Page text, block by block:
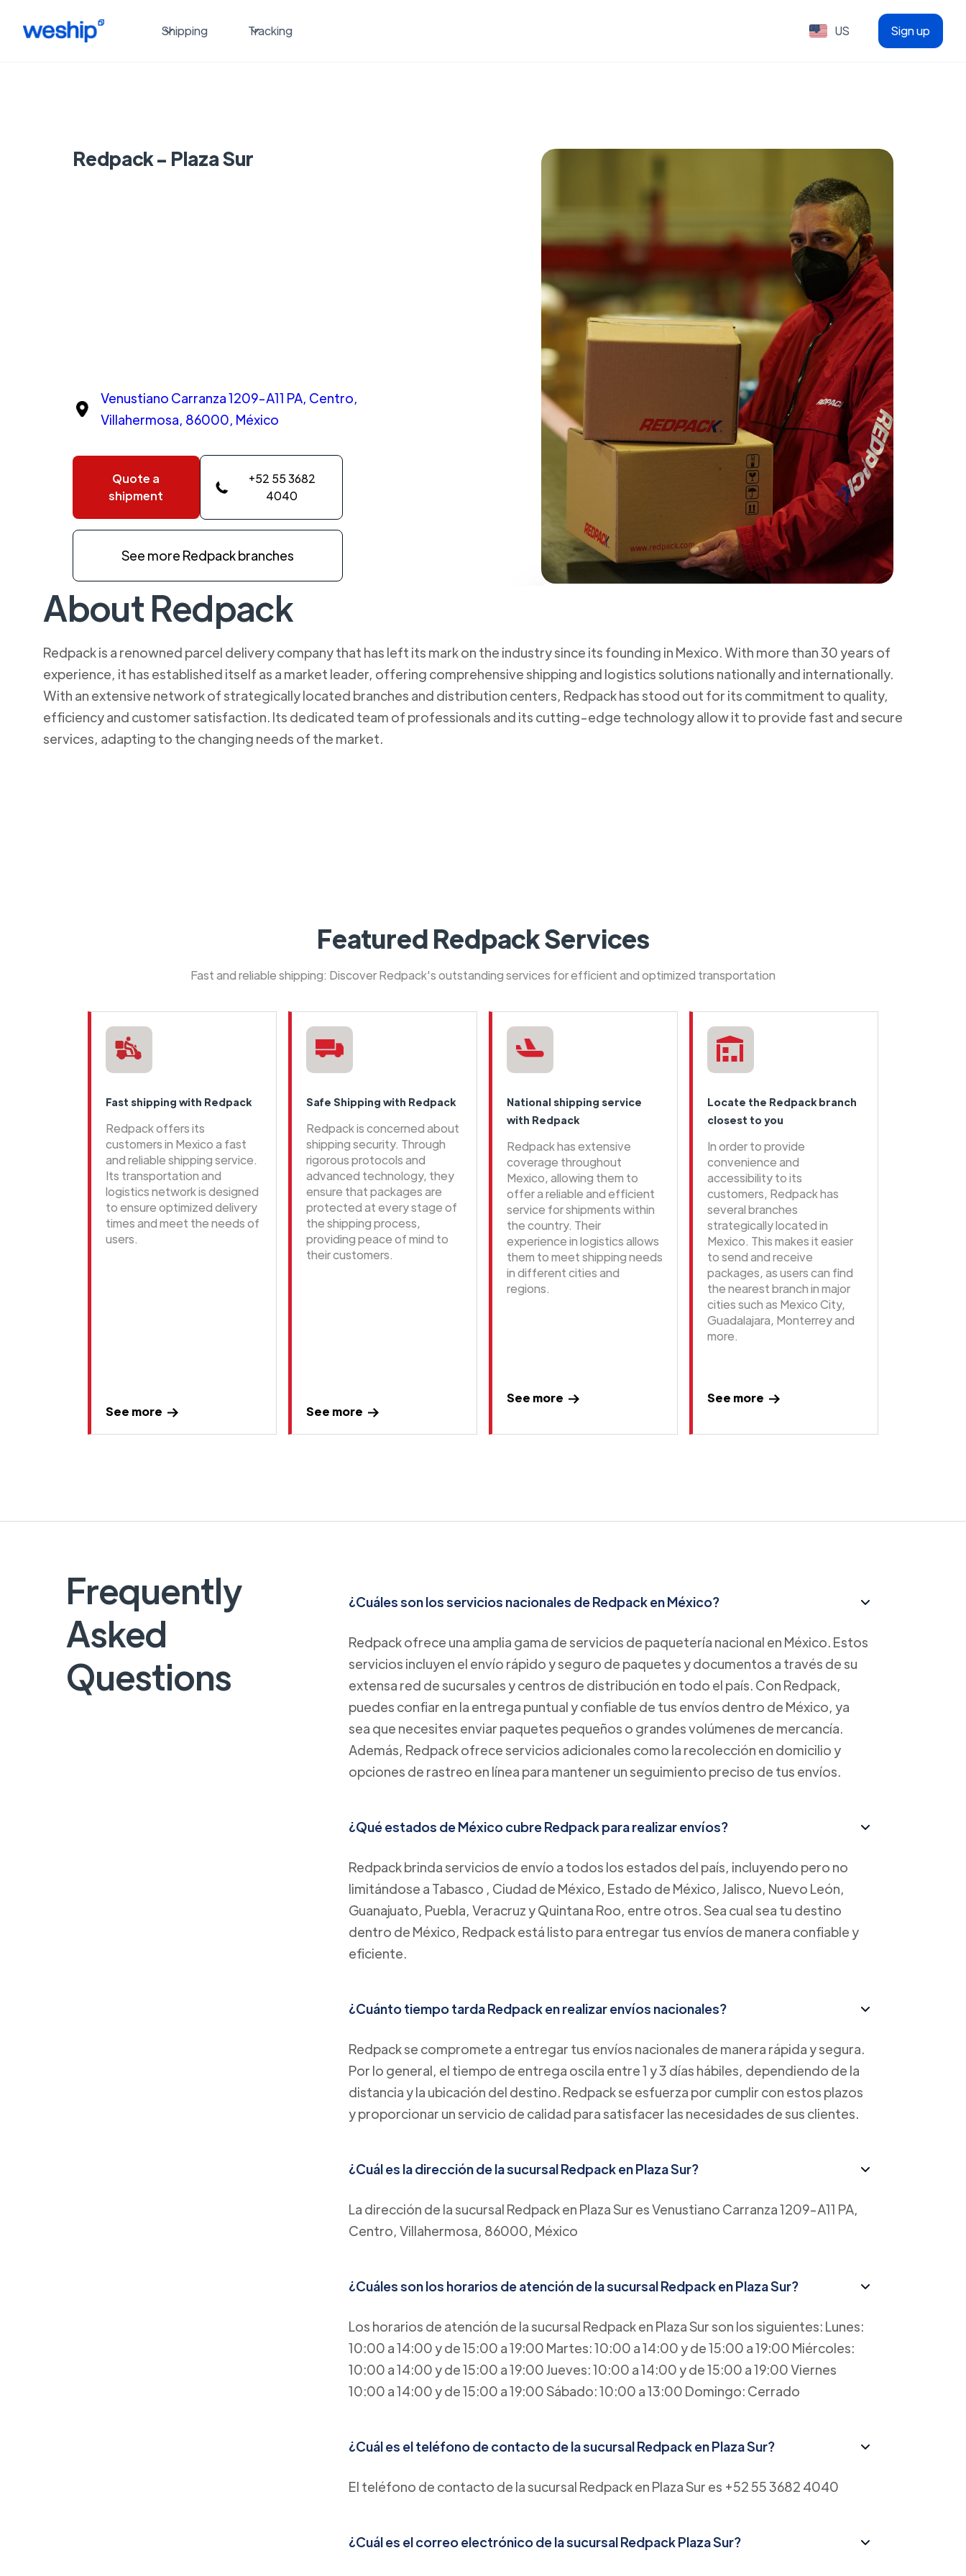
Shipping Tracking US Sign up
Redpack - Plaza Sur
Venustiano Carranza 1209-A11 PA, Centro,
Villahermosa, 86000, México
Quote a
shipment
+52 55 3682
4040
See more Redpack branches
About Redpack
Redpack is a renowned parcel delivery company that has left its mark on the industry since its founding in Mexico. With more than 30 years of
experience, it has established itself as a market leader, offering comprehensive shipping and logistics solutions nationally and internationally.
With an extensive network of strategically located branches and distribution centers, Redpack has stood out for its commitment to quality,
efficiency and customer satisfaction. Its dedicated team of professionals and its cutting-edge technology allow it to provide fast and secure
services, adapting to the changing needs of the market.
Featured Redpack Services
Fast and reliable shipping: Discover Redpack's outstanding services for efficient and optimized transportation
Fast shipping with Redpack
Redpack offers its
customers in Mexico a fast
and reliable shipping service.
Its transportation and
logistics network is designed
to ensure optimized delivery
times and meet the needs of
users.
See more
Safe Shipping with Redpack
Redpack is concerned about
shipping security. Through
rigorous protocols and
advanced technology, they
ensure that packages are
protected at every stage of
the shipping process,
providing peace of mind to
their customers.
See more
National shipping service
with Redpack
Redpack has extensive
coverage throughout
Mexico, allowing them to
offer a reliable and efficient
service for shipments within
the country. Their
experience in logistics allows
them to meet shipping needs
in different cities and
regions.
See more
Locate the Redpack branch
closest to you
In order to provide
convenience and
accessibility to its
customers, Redpack has
several branches
strategically located in
Mexico. This makes it easier
to send and receive
packages, as users can find
the nearest branch in major
cities such as Mexico City,
Guadalajara, Monterrey and
more.
See more
Frequently
Asked
Questions
¿Cuáles son los servicios nacionales de Redpack en México?
Redpack ofrece una amplia gama de servicios de paquetería nacional en México. Estos
servicios incluyen el envío rápido y seguro de paquetes y documentos a través de su
extensa red de sucursales y centros de distribución en todo el país. Con Redpack,
puedes confiar en la entrega puntual y confiable de tus envíos dentro de México, ya
sea que necesites enviar paquetes pequeños o grandes volúmenes de mercancía.
Además, Redpack ofrece servicios adicionales como la recolección en domicilio y
opciones de rastreo en línea para mantener un seguimiento preciso de tus envíos.
¿Qué estados de México cubre Redpack para realizar envíos?
Redpack brinda servicios de envío a todos los estados del país, incluyendo pero no
limitándose a Tabasco , Ciudad de México, Estado de México, Jalisco, Nuevo León,
Guanajuato, Puebla, Veracruz y Quintana Roo, entre otros. Sea cual sea tu destino
dentro de México, Redpack está listo para entregar tus envíos de manera confiable y
eficiente.
¿Cuánto tiempo tarda Redpack en realizar envíos nacionales?
Redpack se compromete a entregar tus envíos nacionales de manera rápida y segura.
Por lo general, el tiempo de entrega oscila entre 1 y 3 días hábiles, dependiendo de la
distancia y la ubicación del destino. Redpack se esfuerza por cumplir con estos plazos
y proporcionar un servicio de calidad para satisfacer las necesidades de sus clientes.
¿Cuál es la dirección de la sucursal Redpack en Plaza Sur?
La dirección de la sucursal Redpack en Plaza Sur es Venustiano Carranza 1209-A11 PA,
Centro, Villahermosa, 86000, México
¿Cuáles son los horarios de atención de la sucursal Redpack en Plaza Sur?
Los horarios de atención de la sucursal Redpack en Plaza Sur son los siguientes: Lunes:
10:00 a 14:00 y de 15:00 a 19:00 Martes: 10:00 a 14:00 y de 15:00 a 19:00 Miércoles:
10:00 a 14:00 y de 15:00 a 19:00 Jueves: 10:00 a 14:00 y de 15:00 a 19:00 Viernes
10:00 a 14:00 y de 15:00 a 19:00 Sábado: 10:00 a 13:00 Domingo: Cerrado
¿Cuál es el teléfono de contacto de la sucursal Redpack en Plaza Sur?
El teléfono de contacto de la sucursal Redpack en Plaza Sur es +52 55 3682 4040
¿Cuál es el correo electrónico de la sucursal Redpack Plaza Sur?